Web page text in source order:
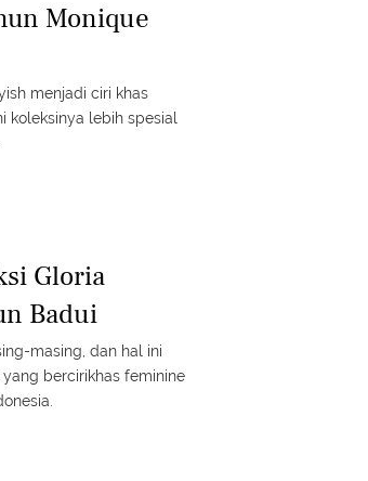
Monique
menjadi ciri khas
koleksinya lebih spesial
Gloria
Badui
masing, dan hal ini
bercirikhas feminine